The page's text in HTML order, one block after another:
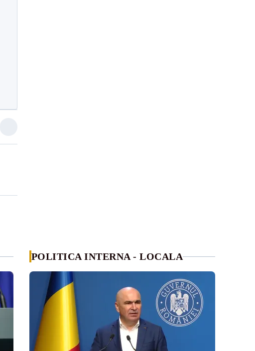
POLITICA INTERNA - LOCALA